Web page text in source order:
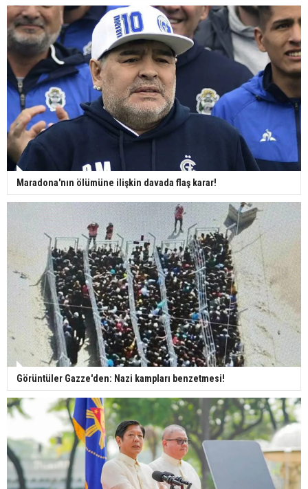
Maradona'nın ölümüne ilişkin davada flaş karar!
Görüntüler Gazze'den: Nazi kampları benzetmesi!